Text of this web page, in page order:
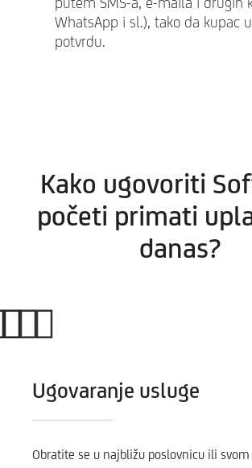
WhatsApp i sl.), tako da kupac
potvrdu.
Kako ugovoriti
početi primati
danas?
Ugovaranje usluge
Obratite se u najbližu poslovnicu ili